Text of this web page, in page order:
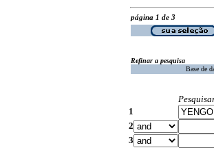
página 1 de 3
Refinar a pesquisa
Base de
1
2
3